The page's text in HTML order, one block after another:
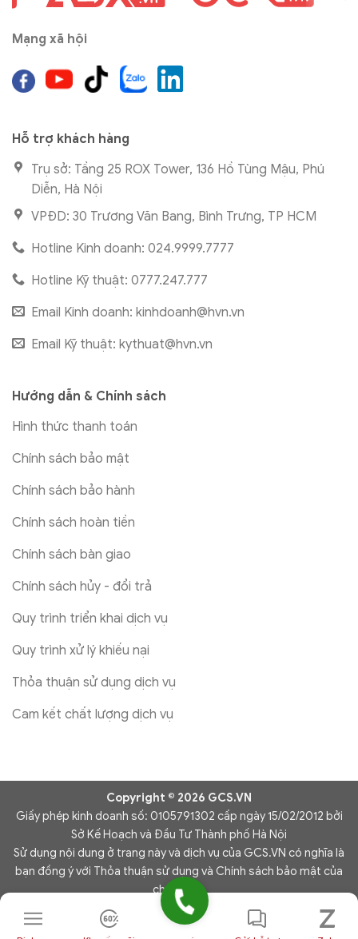
Mạng xã hội
Hỗ trợ khách hàng
Trụ sở: Tầng 25 ROX Tower, 136 Hồ Tùng Mậu, Phú
Diễn, Hà Nội
VPĐD: 30 Trương Văn Bang, Bình Trưng, TP HCM
Hotline Kinh doanh: 024.9999.7777
Hotline Kỹ thuật: 0777.247.777
Email Kinh doanh: kinhdoanh@hvn.vn
Email Kỹ thuật: kythuat@hvn.vn
Hướng dẫn & Chính sách
Hình thức thanh toán
Chính sách bảo mật
Chính sách bảo hành
Chính sách hoàn tiền
Chính sách bàn giao
Chính sách hủy - đổi trả
Quy trình triển khai dịch vụ
Quy trình xử lý khiếu nại
Thỏa thuận sử dụng dịch vụ
Cam kết chất lượng dịch vụ
Copyright © 2026 GCS.VN
Giấy phép kinh doanh số: 0105791302 cấp ngày 15/02/2012 bởi
Sở Kế Hoạch và Đầu Tư Thành phố Hà Nội
Sử dụng nội dung ở trang này và dịch vụ của GCS.VN có nghĩa là
bạn đồng ý với Thỏa thuận sử dụng và Chính sách bảo mật của
chúng tôi.